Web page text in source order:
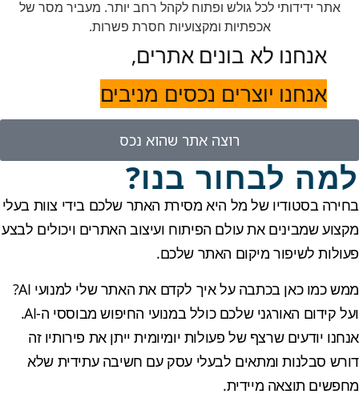
אתר ידידותי לכל גולש ופתוח לקהל רחב יותר. מעביר מסר של
אכפתיות ומקצועיות חסרת פשרות.
אנחנו לא בונים אתרים,
אנחנו יוצרים נכסים מניבים
רוצה אתר שהוא נכס
למה לבחור בנו?
בחירה בסטודיו של מל היא מסירת האתר שלכם בידי צוות בעלי
מקצוע שמבינים את עולם הפיתוח ועיצוב האתרים ויכולים לבצע
פעולות לשיפור מיקום האתר שלכם.
ממש כמו כאן בכתבה על איך לקדם את האתר שלי למנועי AI?
ועל קידום האורגני שלכם כולל במנועי החיפוש מבוססי ה-AI.
אנחנו יודעים שרצף של פעולות יומיומית ייתן את פירותיו זה
דורש סבלנות ומתאים לבעלי עסק עם חשיבה עתידית שלא
מחפשים תוצאה מיידית.